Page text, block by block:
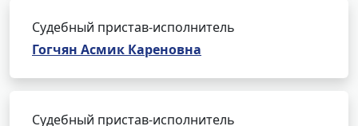
Судебный пристав-исполнитель
Гогчян Асмик Кареновна
Судебный пристав-исполнитель